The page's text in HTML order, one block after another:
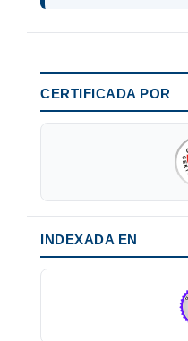
CERTIFICADA POR
INDEXADA EN